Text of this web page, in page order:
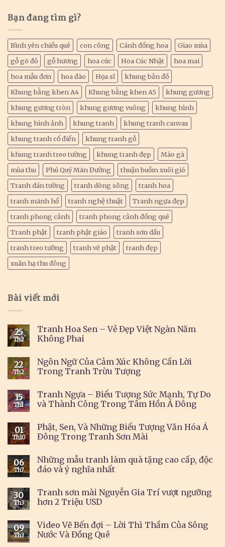
Bạn đang tìm gì?
Bình yên chiều quê con công Cánh đồng hoa
Giao mùa
gỗ gõ đỏ
gỗ hương hoa cúc Hoa Cúc Nhật
hoa mai
hoa mẫu đơn
hoa đào Họa sĩ
khung bản đồ
Khung bằng khen A4
Khung bằng khen A5
khung gương
khung gương tròn
khung gương vuông
khung hình
khung hình ảnh
khung tranh
khung tranh canvas
khung tranh cổ điển
khung tranh gỗ
khung tranh treo tường
khung tranh đẹp
Mào gà
mùa thu
Phú Quý Mãn Đường
thuận buồm xuôi gió
Tranh dán tường
tranh dòng sông
tranh hoa
tranh mãnh hổ
tranh nghệ thuật
Tranh ngựa đẹp
tranh phong cảnh
tranh phong cảnh đồng quê
Tranh phật
tranh phật giáo
tranh sơn dầu
tranh treo tường
tranh vẽ phật
tranh đẹp
xuân hạ thu đông
Bài viết mới
25
Th2
Tranh Hoa Sen – Vẻ Đẹp Việt Ngàn Năm
Không Phai
22
Th2
Ngôn Ngữ Của Cảm Xúc Không Cần Lời
Trong Tranh Trừu Tượng
15
Th1
Tranh Ngựa – Biểu Tượng Sức Mạnh, Tự Do
và Thành Công Trong Tâm Hồn Á Đông
01
Th10
Phật, Sen, Và Những Biểu Tượng Văn Hóa Á
Đông Trong Tranh Sơn Mài
06
Th7
Những mẫu tranh làm quà tặng cao cấp, độc
đáo và ý nghĩa nhất
30
Th3
Tranh sơn mài Nguyễn Gia Trí vượt ngưỡng
hơn 2 Triệu USD
09
Th3
Video Vẽ Bến đợi – Lời Thì Thầm Của Sông
Nước Và Đồng Quê